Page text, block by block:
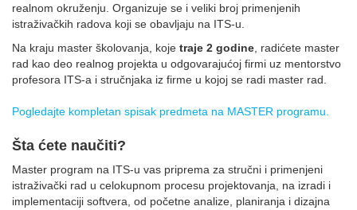
realnom okruženju. Organizuje se i veliki broj primenjenih
istraživačkih radova koji se obavljaju na ITS-u.
Na kraju master školovanja, koje traje 2 godine, radićete master
rad kao deo realnog projekta u odgovarajućoj firmi uz mentorstvo
profesora ITS-a i stručnjaka iz firme u kojoj se radi master rad.
Pogledajte kompletan spisak predmeta na MASTER programu.
Šta ćete naučiti?
Master program na ITS-u vas priprema za stručni i primenjeni
istraživački rad u celokupnom procesu projektovanja, na izradi i
implementaciji softvera, od početne analize, planiranja i dizajna